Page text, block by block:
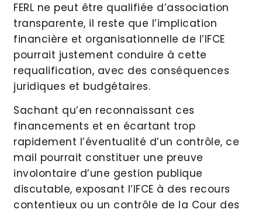
FERL ne peut être qualifiée d’association
transparente, il reste que l’implication
financière et organisationnelle de l’IFCE
pourrait justement conduire à cette
requalification, avec des conséquences
juridiques et budgétaires.
Sachant qu’en reconnaissant ces
financements et en écartant trop
rapidement l’éventualité d’un contrôle, ce
mail pourrait constituer une preuve
involontaire d’une gestion publique
discutable, exposant l’IFCE à des recours
contentieux ou un contrôle de la Cour des